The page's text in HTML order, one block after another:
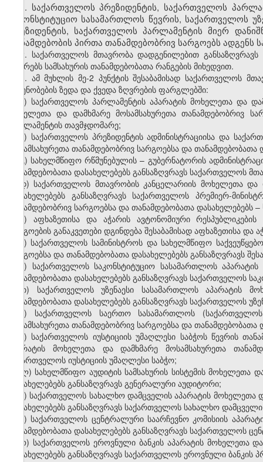
1. საქართველოს პრეზიდენტის, საქართველოს
საკონსტიტუციო სასამართლოს წევრის, საქართველოს
პრეზიდენტის, საქართველოს პარლამენტის მიერ
თანამდებობის პირთა თანამდებობრივ სარგოებს ადგენს
2. საქართველოს მთავრობა დადგენილებით
ზღვრებს სამსახურის თანამდებობათა რანგების მიხედვით.
3. ამ მუხლის მე-2 პუნქტის შესაბამისად საქართველოს
ოდენობების ზედა და ქვედა ზღვრების ფარგლებში:
ა) საქართველოს პარლამენტის აპარატის მოხელეთა და
მოხელეთა და დამხმარე მოსამსახურეთა თანამდებობრივ
პარლამენტის თავმჯდომარე;
ბ) საქართველოს პრეზიდენტის ადმინისტრაციისა და
მოსამსახურეთა თანამდებობრივ სარგოებსა და
გ) სახელმწიფო რწმუნებულის – გუბერნატორის
თანამდებობათა დასახელებებს განსაზღვრავს საქართველოს
დ) საქართველოს მთავრობის კანცელარიის მოხელეთა და
დასახელებებს განსაზღვრავს საქართველოს პრემიერ-
თანამდებობრივ სარგოებსა და თანამდებობათა
ე) აფხაზეთისა და აჭარის ავტონომიური
სარგოების განაკვეთები დგინდება შესაბამისად აფხაზეთისა
ვ) საქართველოს სამინისტროს და სახელმწიფო
სარგოებსა და თანამდებობათა დასახელებებს განსაზღვრავს
ზ) საქართველოს საკონსტიტუციო სასამართლოს
თანამდებობათა დასახელებებს განსაზღვრავს საქართველოს
თ) საქართველოს უზენაესი სასამართლოს აპარატის
თანამდებობათა დასახელებებს განსაზღვრავს საქართველოს
ი) საქართველოს საერთო სასამართლოს
მოსამსახურეთა თანამდებობრივ სარგოებსა და
კ) საქართველოს იუსტიციის უმაღლესი საბჭოს წევრის
აპარატის მოხელეთა და დამხმარე მოსამსახურეთა
საქართველოს იუსტიციის უმაღლესი საბჭო;
ლ) სახელმწიფო აუდიტის სამსახურის სისტემის მოხელეთა
დასახელებებს განსაზღვრავს გენერალური აუდიტორი;
მ) საქართველოს სახალხო დამცველის აპარატის მოხელეთა
დასახელებებს განსაზღვრავს საქართველოს სახალხო
ნ) საქართველოს ცენტრალური საარჩევნო კომისიის
თანამდებობათა დასახელებებს განსაზღვრავს საქართველოს
ო) საქართველოს ეროვნული ბანკის აპარატის მოხელეთა
დასახელებებს განსაზღვრავს საქართველოს ეროვნული ბანკის